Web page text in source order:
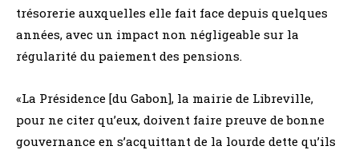
trésorerie auxquelles elle fait face depuis quelques
années, avec un impact non négligeable sur la
régularité du paiement des pensions.
«La Présidence [du Gabon], la mairie de Libreville,
pour ne citer qu’eux, doivent faire preuve de bonne
gouvernance en s’acquittant de la lourde dette qu’ils